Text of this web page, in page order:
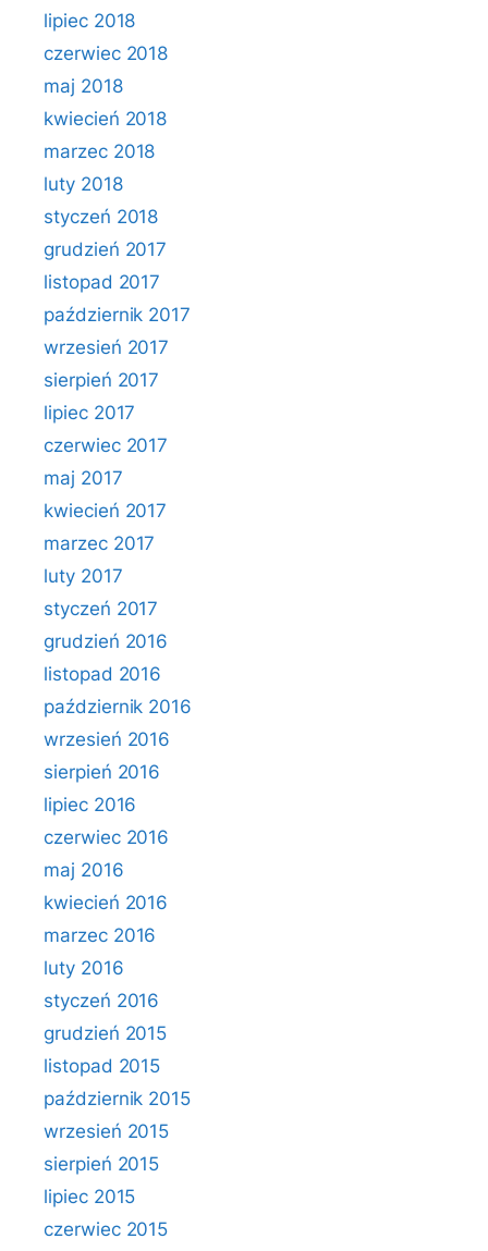
lipiec 2018
czerwiec 2018
maj 2018
kwiecień 2018
marzec 2018
luty 2018
styczeń 2018
grudzień 2017
listopad 2017
październik 2017
wrzesień 2017
sierpień 2017
lipiec 2017
czerwiec 2017
maj 2017
kwiecień 2017
marzec 2017
luty 2017
styczeń 2017
grudzień 2016
listopad 2016
październik 2016
wrzesień 2016
sierpień 2016
lipiec 2016
czerwiec 2016
maj 2016
kwiecień 2016
marzec 2016
luty 2016
styczeń 2016
grudzień 2015
listopad 2015
październik 2015
wrzesień 2015
sierpień 2015
lipiec 2015
czerwiec 2015